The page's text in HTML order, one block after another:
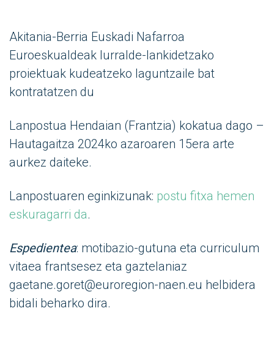
Akitania-Berria Euskadi Nafarroa
Euroeskualdeak lurralde-lankidetzako
proiektuak kudeatzeko laguntzaile bat
kontratatzen du
Lanpostua Hendaian (Frantzia) kokatua dago –
Hautagaitza 2024ko azaroaren 15era arte
aurkez daiteke.
Lanpostuaren eginkizunak: postu fitxa hemen
eskuragarri da.
Espedientea: motibazio-gutuna eta curriculum
vitaea frantsesez eta gaztelaniaz
gaetane.goret@euroregion-naen.eu helbidera
bidali beharko dira.